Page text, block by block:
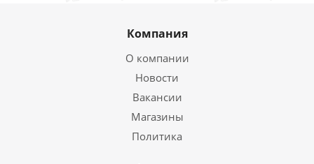
Компания
О компании
Новости
Вакансии
Магазины
Политика